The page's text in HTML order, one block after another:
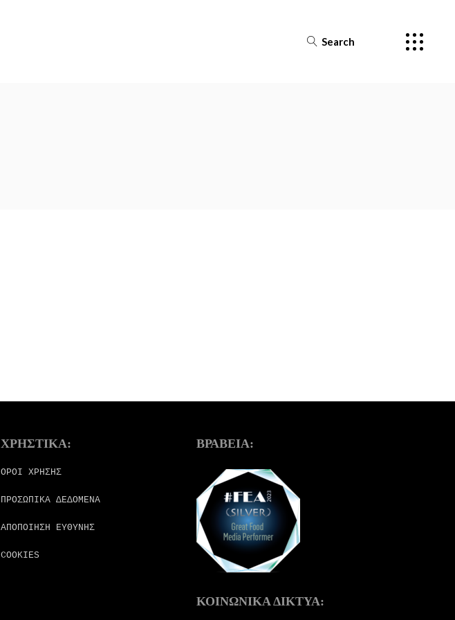
Search
ΧΡΗΣΤΙΚΑ:
ΟΡΟΙ ΧΡΗΣΗΣ
ΠΡΟΣΩΠΙΚΑ ΔΕΔΟΜΕΝΑ
ΑΠΟΠΟΙΗΣΗ ΕΥΘΥΝΗΣ
COOKIES
ΒΡΑΒΕΙΑ:
ΚΟΙΝΩΝΙΚΑ ΔΙΚΤΥΑ: